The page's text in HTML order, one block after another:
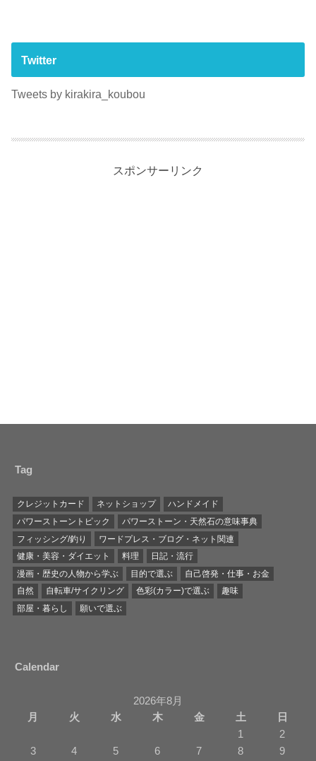
Twitter
Tweets by kirakira_koubou
スポンサーリンク
Tag
クレジットカード ネットショップ
ハンドメイド
パワーストーントピック
パワーストーン・天然石の意味事典
フィッシング/釣り
ワードプレス・ブログ・ネット関連
健康・美容・ダイエット
料理
日記・流行
漫画・歴史の人物から学ぶ
目的で選ぶ
自己啓発・仕事・お金
自然
自転車/サイクリング 色彩(カラー)で選ぶ
趣味
部屋・暮らし
願いで選ぶ
Calendar
2026年8月
月
火 水 木 金 土 日
1
2
3
4 5 6 7 8
9